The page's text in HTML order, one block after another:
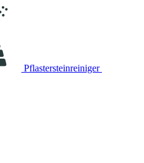
Pflastersteinreiniger